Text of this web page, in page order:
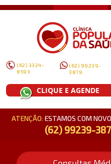
(62) 3324-
8593
(62) 99239-
3879
CLIQUE E AGENDE
ATENÇÃO: ESTAMOS COM
(62) 99239-